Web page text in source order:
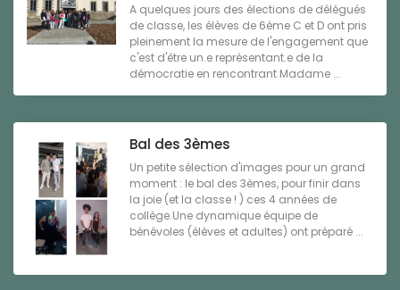
A quelques jours des élections de délégués
de classe, les élèves de 6ème C et D ont pris
pleinement la mesure de l'engagement que
c'est d'être un.e représentant.e de la
démocratie en rencontrant Madame ...
Bal des 3èmes
Un petite sélection d'images pour un grand
moment : le bal des 3èmes, pour finir dans
la joie (et la classe ! ) ces 4 années de
collège.Une dynamique équipe de
bénévoles (élèves et adultes) ont préparé ...